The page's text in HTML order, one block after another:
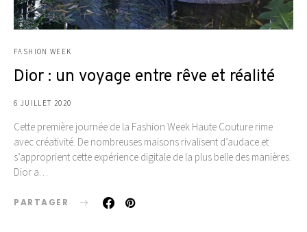
FASHION WEEK
Dior : un voyage entre rêve et réalité
6 JUILLET 2020
Cette première journée de la Fashion Week Haute Couture rime
avec créativité. De nombreuses maisons rivalisent d’audace et
s’approprient cette expérience digitale de la plus belle des manières.
Dior a…
PARTAGER